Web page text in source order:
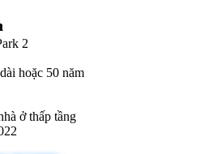
2
hoặc 50 năm
ở thấp tầng